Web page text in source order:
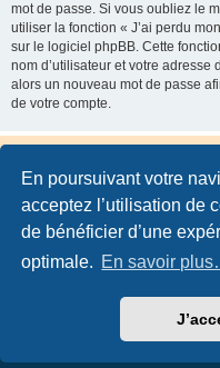
En poursuivant votre
acceptez l’utilisation de
de bénéficier d’une
optimale. En savoir
mot de passe. Si vous oubliez le
utiliser la fonction « J’ai perdu
sur le logiciel phpBB. Cette
nom d’utilisateur et votre
alors un nouveau mot de passe
de votre compte.
Traduction